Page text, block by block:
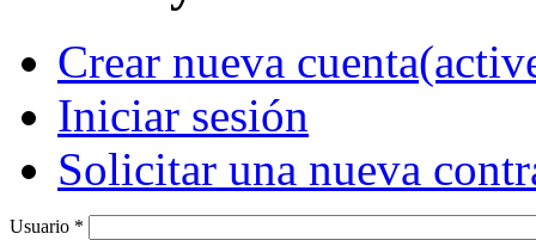
Crear nueva cuenta
Iniciar sesión
Solicitar una nueva
Usuario *